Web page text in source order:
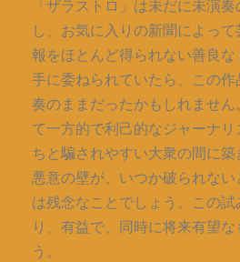
「ザラストロ」は未だに未演
し、お気に入りの新聞によっ
報をほとんど得られない善良
手に委ねられていたら、この
奏のままだったかもしれませ
て一方的で利己的なジャーナ
ちと騙されやすい大衆の間に築
悪意の壁が、いつか破られな
は残念なことでしょう。この
り、有益で、同時に将来有望
う。